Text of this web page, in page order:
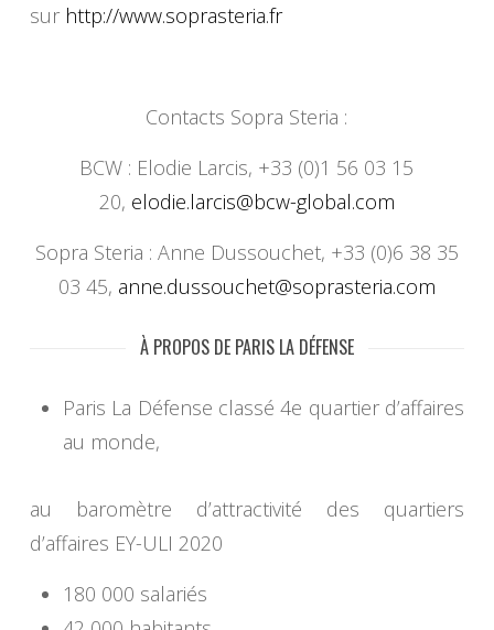
sur http://www.soprasteria.fr
Contacts Sopra Steria :
BCW : Elodie Larcis, +33 (0)1 56 03 15
20, elodie.larcis@bcw-global.com
Sopra Steria : Anne Dussouchet, +33 (0)6 38 35
03 45, anne.dussouchet@soprasteria.com
À PROPOS DE PARIS LA DÉFENSE
Paris La Défense classé 4e quartier d’affaires
au monde,
au baromètre d’attractivité des quartiers
d’affaires EY-ULI 2020
180 000 salariés